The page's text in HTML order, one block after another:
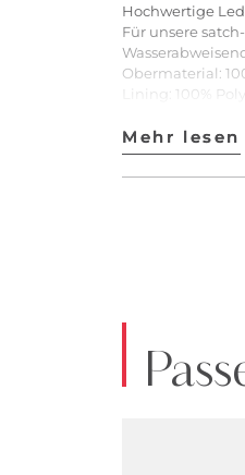
Hochwertige
Für unsere
Obermaterial:
Lining: 100%
Pflegehinweise:
Die Marke Satch
Warnhinweis:
Achtung! Nicht
Mehr lesen
Mehr lesen